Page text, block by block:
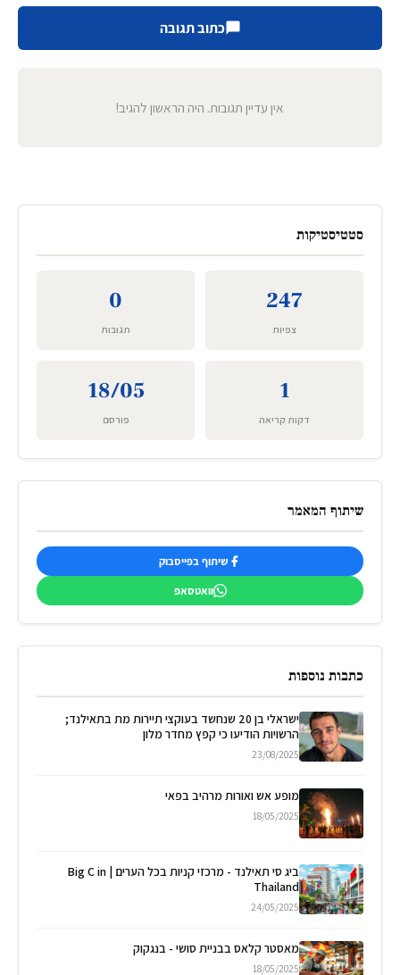
כתוב תגובה
אין עדיין תגובות. היה הראשון להגיב!
סטטיסטיקות
247
צפיות
0
תגובות
1
דקות קריאה
18/05
פורסם
שיתוף המאמר
שיתוף בפייסבוק
וואטסאפ
כתבות נוספות
ישראלי בן 20 שנחשד בעוקצי תיירות מת בתאילנד;
הרשויות הודיעו כי קפץ מחדר מלון
23/08/2025
מופע אש ואורות מרהיב בפאי
18/05/2025
ביג סי תאילנד - מרכזי קניות בכל הערים | Big C in
Thailand
24/05/2025
מאסטר קלאס בבניית סושי - בנגקוק
18/05/2025